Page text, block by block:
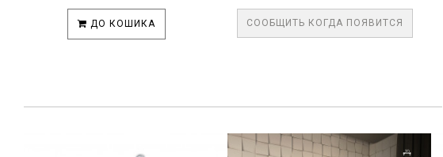
ДО КОШИКА СООБЩИТЬ КОГДА ПОЯВИТСЯ